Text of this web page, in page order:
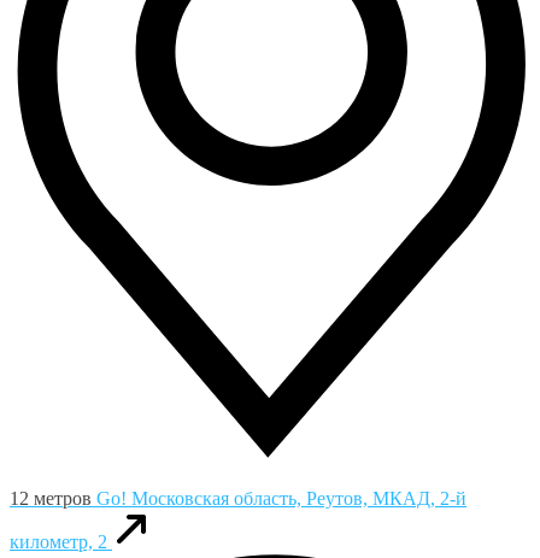
12 метров Go! Московская область, Реутов, МКАД, 2-й
километр, 2